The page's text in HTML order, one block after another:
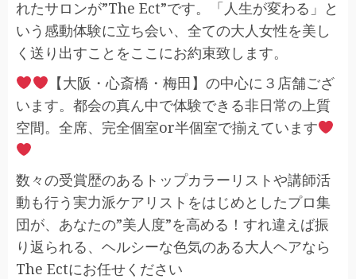
れたサロンが”The Ect”です。「人生が変わる」と
いう感動体験に立ち会い、全ての大人女性を美し
く送り出すことをここにお約束致します。
【大阪・心斎橋・梅田】の中心に３店舗ござ
います。都会の真ん中で体験できる非日常の上質
空間。全席、完全個室or半個室で揃えています
数々の受賞歴のあるトップカラーリストや講師活
動も行う実力派ケアリストをはじめとしたプロ集
団が、あなたの”美人度”を高める！すれ違えば振
り返られる、ヘルシーな色気のある大人ヘアなら
The Ectにお任せください